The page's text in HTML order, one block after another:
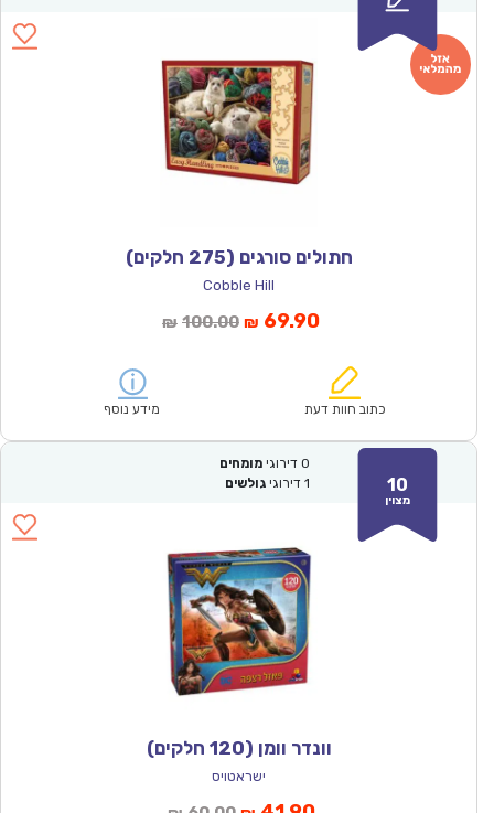
חתולים סורגים (275 חלקים)
Cobble Hill
₪ 100.00המחיר
₪100.00.
₪ 69.90המחיר
הוא:
כתוב חוות דעת מידע נוסף
10
מצוין
0 דירוגי מומחים
1 דירוגי גולשים
וונדר וומן (120 חלקים)
ישראטויס